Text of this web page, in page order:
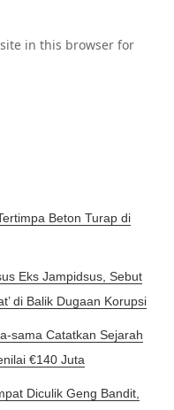
in this browser for
Beton Turap di
Eks Jampidsus, Sebut
di Balik Dugaan Korupsi
sama Catatkan Sejarah
€140 Juta
Diculik Geng Bandit,